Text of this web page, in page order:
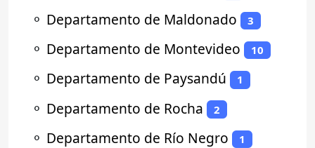
⚬ Departamento de Maldonado 3
⚬ Departamento de Montevideo 10
⚬ Departamento de Paysandú 1
⚬ Departamento de Rocha 2
⚬ Departamento de Río Negro 1